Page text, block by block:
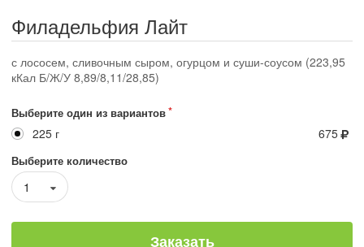
Филадельфия Лайт
с лососем, сливочным сыром, огурцом и суши-соусом (223,95
кКал Б/Ж/У 8,89/8,11/28,85)
Выберите один из вариантов
225 г 675
Выберите количество
1
Заказать